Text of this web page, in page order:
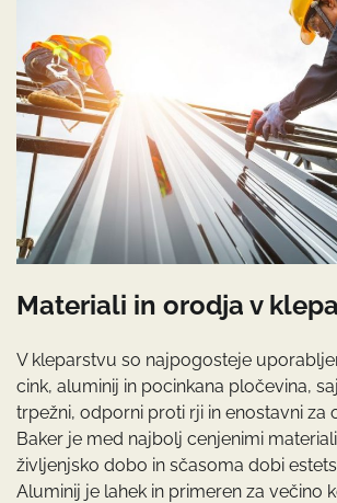
Materiali in orodja v
V kleparstvu so najpogosteje
cink, aluminij in pocinkana pločevina,
trpežni, odporni proti rji in enostavni za
Baker je med najbolj cenjenimi
življenjsko dobo in sčasoma dobi
Aluminij je lahek in primeren za večino